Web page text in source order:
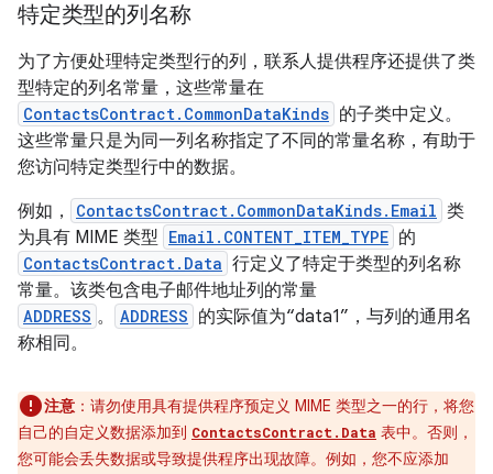
特定类型的列名称
为了方便处理特定类型行的列，联系人提供程序还提供了类
型特定的列名常量，这些常量在
ContactsContract.CommonDataKinds 的子类中定义。
这些常量只是为同一列名称指定了不同的常量名称，有助于
您访问特定类型行中的数据。
例如，
ContactsContract.CommonDataKinds.Email 类
为具有 MIME 类型 Email.CONTENT_ITEM_TYPE 的
ContactsContract.Data 行定义了特定于类型的列名称
常量。该类包含电子邮件地址列的常量
ADDRESS 。 ADDRESS 的实际值为“data1”，与列的通用名
称相同。
注意 ：请勿使用具有提供程序预定义 MIME 类型之一的行，将您
自己的自定义数据添加到 ContactsContract.Data 表中。否则，
您可能会丢失数据或导致提供程序出现故障。例如，您不应添加